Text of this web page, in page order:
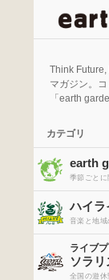
Think
マガジン。
「earth
カテゴリ
earth
季節ごと
ハイラ
音楽と地
ライブ
ソラリ
全国の遊